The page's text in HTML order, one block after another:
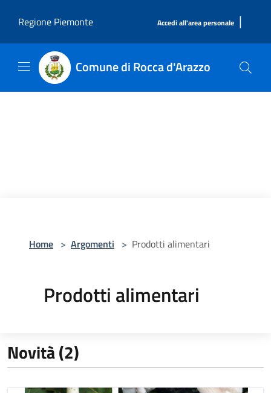
Regione Piemonte
Accedi all'area personale |
Comune di Rocca d'Arazzo
Home > Argomenti > Prodotti alimentari
Prodotti alimentari
Novità (2)